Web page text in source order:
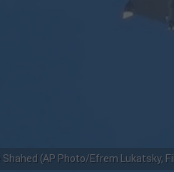
Shahed (AP Photo/Efrem Lukatsky,